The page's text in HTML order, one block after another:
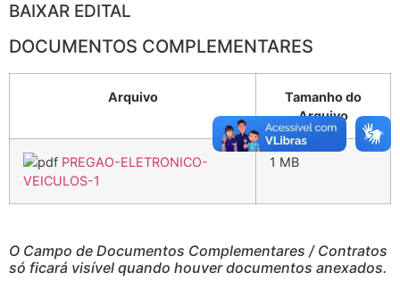
BAIXAR EDITAL
DOCUMENTOS COMPLEMENTARES
Arquivo
Tamanho do
Arquivo
PREGAO-ELETRONICO-
VEICULOS-1
1 MB
O Campo de Documentos Complementares / Contratos
só ficará visível quando houver documentos anexados.